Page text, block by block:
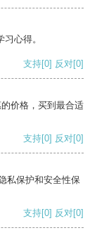
心得。
支持[0] 反对[0]
价格，买到最合适
支持[0] 反对[0]
私保护和安全性保
支持[0] 反对[0]